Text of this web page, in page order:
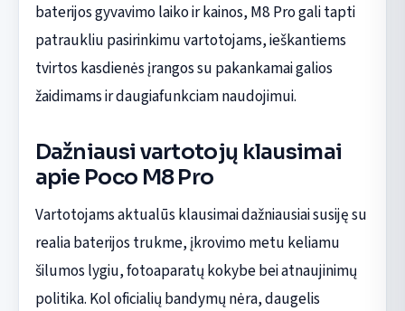
baterijos gyvavimo laiko ir kainos, M8 Pro gali tapti
patraukliu pasirinkimu vartotojams, ieškantiems
tvirtos kasdienės įrangos su pakankamai galios
žaidimams ir daugiafunkciam naudojimui.
Dažniausi vartotojų klausimai
apie Poco M8 Pro
Vartotojams aktualūs klausimai dažniausiai susiję su
realia baterijos trukme, įkrovimo metu keliamu
šilumos lygiu, fotoaparatų kokybe bei atnaujinimų
politika. Kol oficialių bandymų nėra, daugelis